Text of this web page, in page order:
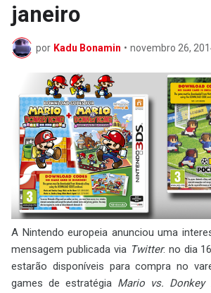
janeiro
por Kadu Bonamin • novembro 26,
A Nintendo europeia anunciou uma
mensagem publicada via Twitter: no dia
estarão disponíveis para compra no
games de estratégia Mario vs. Donkey